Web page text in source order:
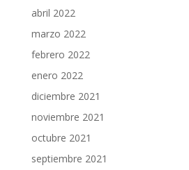
abril 2022
marzo 2022
febrero 2022
enero 2022
diciembre 2021
noviembre 2021
octubre 2021
septiembre 2021